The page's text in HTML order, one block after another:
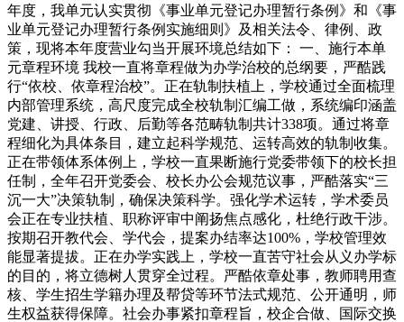
年度，我单元认实贯彻《事业单元登记办理暂行条例》和《事
业单元登记办理暂行条例实施细则》及相关法令、律例、政
策，现将本年度营业勾当开展环境总结如下： 一、施行本单
元章程环境 我校一直将章程做为办学治校的总纲要，严酷践
行“依校、依章程治校”。正在轨制扶植上，学校通过全面梳理
内部管理系统，高尺度完成全校轨制汇编工做，系统编印涵盖
党建、讲授、行政、后勤等各范畴轨制共计338项。通过将章
程细化为具体条目，建立起科学规范、运转高效的轨制收集。
正在带领体系体例上，学校一直果断施行党委带领下的校长担
任制，全年召开党委会、校长办公会规范议事，严酷落实“三
沉一大”决策轨制，确保决策科学。强化学术运转，学术委员
会正在专业扶植、职称评审中阐扬焦点感化，杜绝行政干涉。
按期召开教代会、学代会，提案办结率达100%，学校管理效
能显著提拔。正在办学实践上，学校一直苦守社会从义办学标
的目的，将立德树人贯穿全过程。严酷依章处事，教师聘用查
核、学生招生学籍办理及帮贷等环节法式规范、公开通明，师
生权益获得保障。社会办事紧扣章程旨，校企合做、国际交换